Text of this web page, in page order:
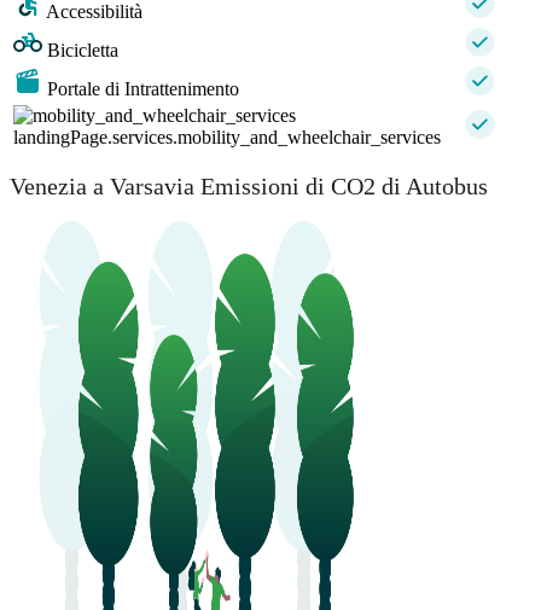
Accessibilità
Bicicletta
Portale di Intrattenimento
landingPage.services.mobility_and_wheelchair_services
Venezia a Varsavia Emissioni di CO2 di Autobus